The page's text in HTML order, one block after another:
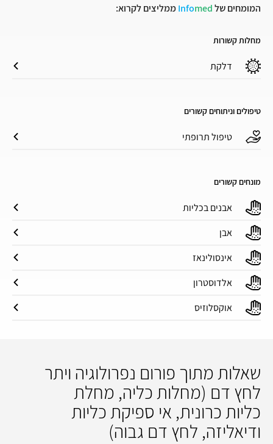
המומחים של Infomed ממליצים לקרוא:
מחלות קשורות
דלקת
טיפולים וניתוחים קשורים
טיפול תרופתי
מונחים קשורים
אבנים בכליות
אבן
אינסולינאז
אלדוסטרון
אוקסלוזיס
שאלות מתוך פורום נפרולוגיה ויתר
לחץ דם (מחלות כליה, מחלת
כליות כרונית, אי ספיקת כליות
ודיאליזה, לחץ דם גבוה)